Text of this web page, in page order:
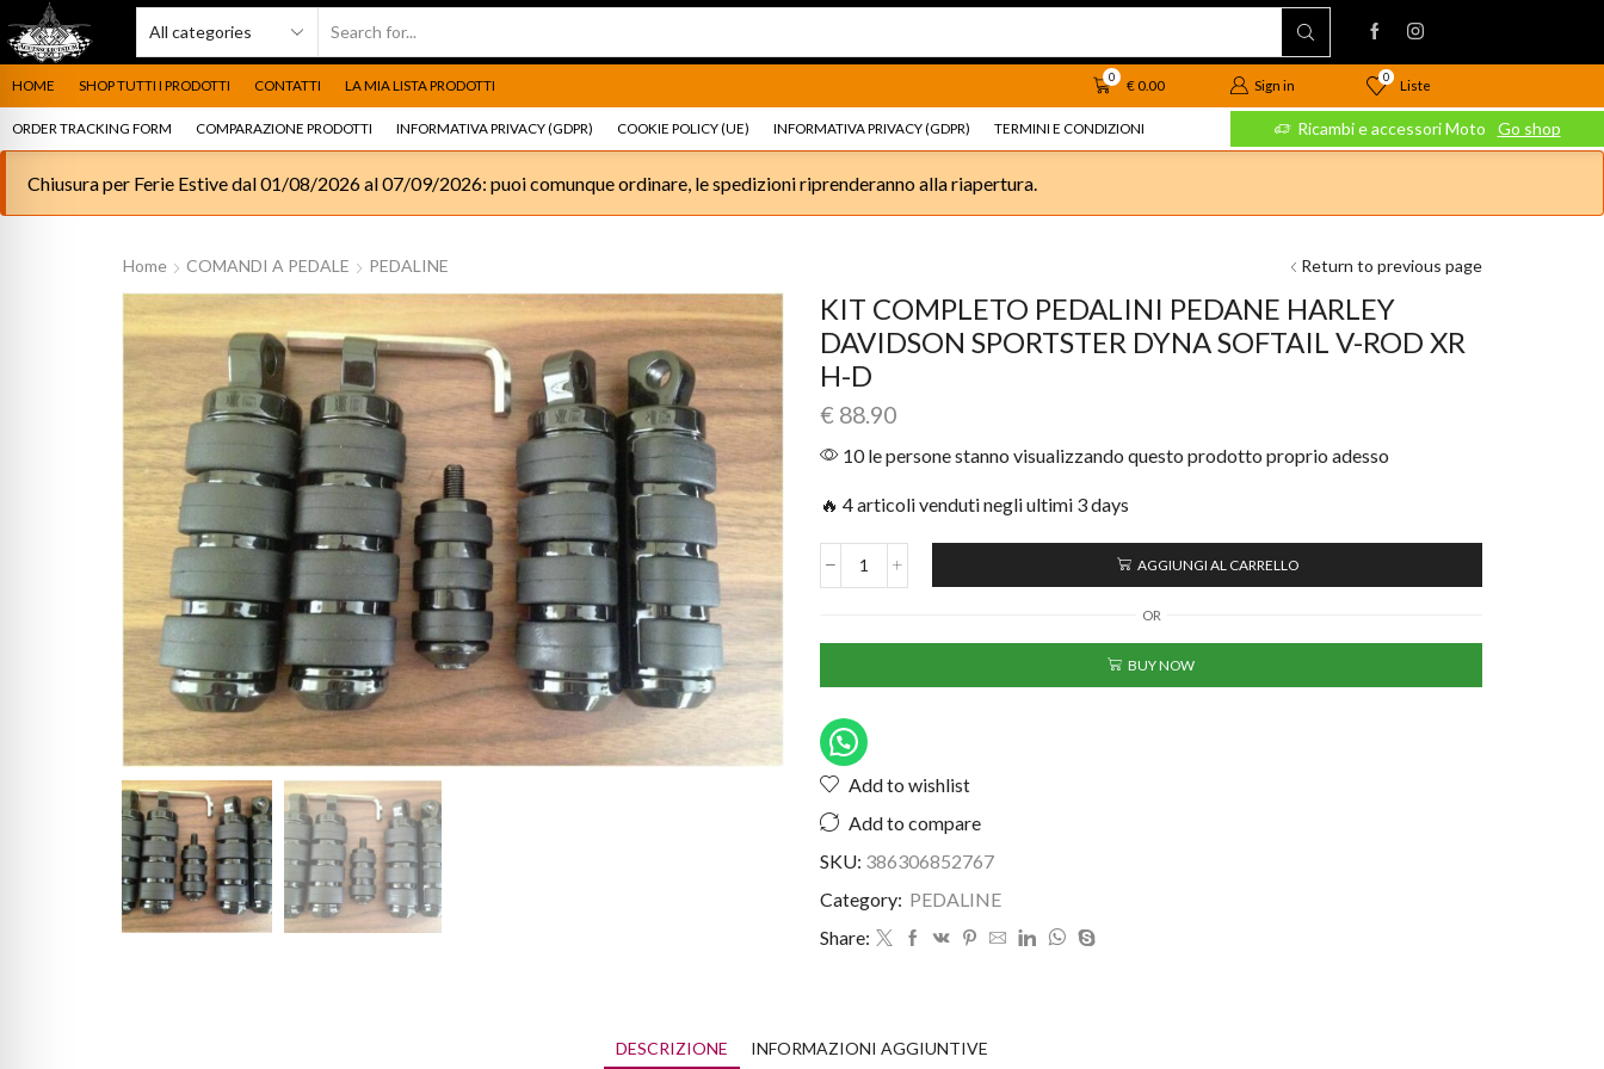
HOME SHOP TUTTI I PRODOTTI CONTATTI LA MIA LISTA PRODOTTI
0
€0.00 Sign in
0
Liste
ORDER TRACKING FORM COMPARAZIONE PRODOTTI INFORMATIVA PRIVACY (GDPR) COOKIE POLICY (UE) INFORMATIVA PRIVACY (GDPR) TERMINI E CONDIZIONI
Ricambi e accessori Moto Go shop Ricambi e accessori Moto Go shop Ricambi e accessori Moto Go shop
Chiusura per Ferie Estive dal 01/08/2026 al 07/09/2026: puoi comunque ordinare, le spedizioni riprenderanno alla riapertura.
Home COMANDI A PEDALE PEDALINE Return to previous page
KIT COMPLETO PEDALINI PEDANE HARLEY
DAVIDSON SPORTSTER DYNA SOFTAIL V-ROD XR
H-D
€ 88.90
10 le persone stanno visualizzando questo prodotto proprio adesso
🔥 4 articoli venduti negli ultimi 3 days
AGGIUNGI AL CARRELLO
OR
BUY NOW
Add to wishlist
Add to compare
SKU: 386306852767
Category: PEDALINE
Share:
DESCRIZIONE INFORMAZIONI AGGIUNTIVE